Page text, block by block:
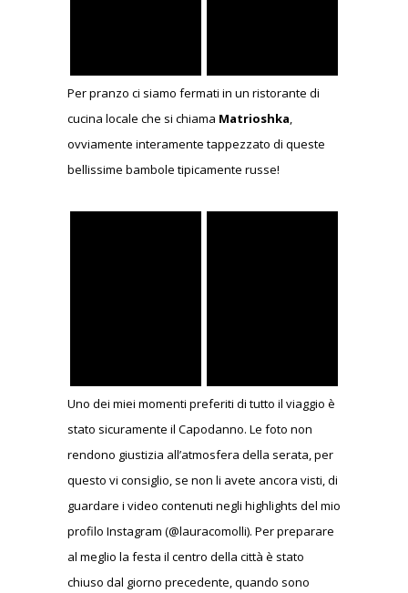
Per pranzo ci siamo fermati in un ristorante di
cucina locale che si chiama Matrioshka,
ovviamente interamente tappezzato di queste
bellissime bambole tipicamente russe!
Uno dei miei momenti preferiti di tutto il viaggio è
stato sicuramente il Capodanno. Le foto non
rendono giustizia all’atmosfera della serata, per
questo vi consiglio, se non li avete ancora visti, di
guardare i video contenuti negli highlights del mio
profilo Instagram (@lauracomolli). Per preparare
al meglio la festa il centro della città è stato
chiuso dal giorno precedente, quando sono